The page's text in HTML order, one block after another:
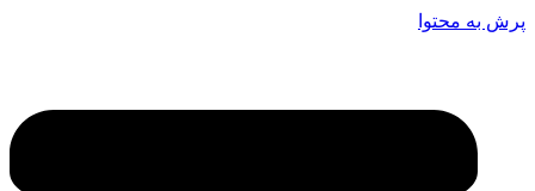
پرش به محتوا